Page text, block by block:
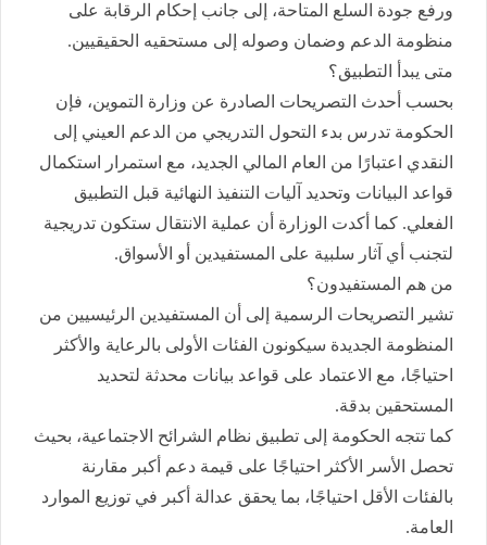
ورفع جودة السلع المتاحة، إلى جانب إحكام الرقابة على
منظومة الدعم وضمان وصوله إلى مستحقيه الحقيقيين.
متى يبدأ التطبيق؟
بحسب أحدث التصريحات الصادرة عن وزارة التموين، فإن
الحكومة تدرس بدء التحول التدريجي من الدعم العيني إلى
النقدي اعتبارًا من العام المالي الجديد، مع استمرار استكمال
قواعد البيانات وتحديد آليات التنفيذ النهائية قبل التطبيق
الفعلي. كما أكدت الوزارة أن عملية الانتقال ستكون تدريجية
لتجنب أي آثار سلبية على المستفيدين أو الأسواق.
من هم المستفيدون؟
تشير التصريحات الرسمية إلى أن المستفيدين الرئيسيين من
المنظومة الجديدة سيكونون الفئات الأولى بالرعاية والأكثر
احتياجًا، مع الاعتماد على قواعد بيانات محدثة لتحديد
المستحقين بدقة.
كما تتجه الحكومة إلى تطبيق نظام الشرائح الاجتماعية، بحيث
تحصل الأسر الأكثر احتياجًا على قيمة دعم أكبر مقارنة
بالفئات الأقل احتياجًا، بما يحقق عدالة أكبر في توزيع الموارد
العامة.